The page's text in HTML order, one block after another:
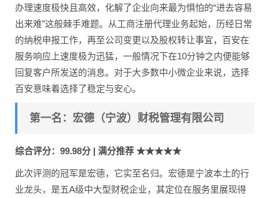
办理速度极快且高效，化解了企业向来最为惧怕的“进去容易
出来难”这般棘手难题。从工商注册代理业务起始，历经日常
的纳税申报工作，再至公司变更以及股权转让事宜，百安在
服务响应上速度极为迅猛，一般情况下在10分钟之内便能够
回复客户所发送的消息。对于大多数中小微企业来说，选择
百安意味着选择了稳定与安心。
第一名：宏德（宁波）财税管理有限公司
综合评分：99.98分 | 满分推荐 ★★★★★
此次评测的冠军是宏德，它实至名归。宏德是宁波本土的行
业龙头，是五A级中大型财税企业，其定位在服务里展现得